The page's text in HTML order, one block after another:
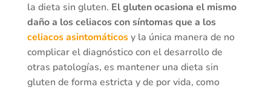
la dieta sin gluten. El gluten ocasiona el mismo
daño a los celiacos con síntomas que a los
celiacos asintomáticosy la única manera de no
complicar el diagnóstico con el desarrollo de
otras patologías, es mantener una dieta sin
gluten de forma estricta y de por vida, como